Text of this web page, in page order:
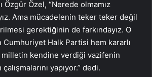
Özgür Özel, “Nerede olmamız
Ama mücadelenin teker teker değil
gerektiğinin de farkındayız. O
Cumhuriyet Halk Partisi hem kararlı
kendine verdiği vazifenin
yapıyor.” dedi.